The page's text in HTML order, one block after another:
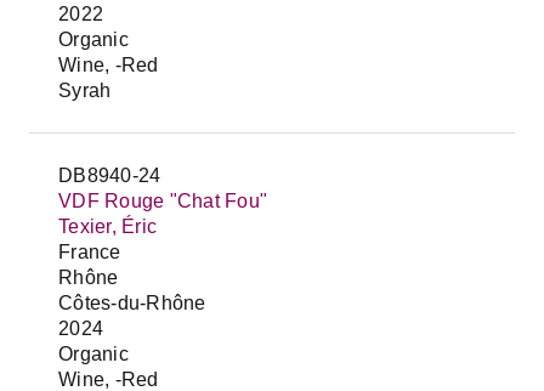
2022
Organic
Wine, -Red
Syrah
DB8940-24
VDF Rouge "Chat Fou"
Texier, Éric
France
Rhône
Côtes-du-Rhône
2024
Organic
Wine, -Red